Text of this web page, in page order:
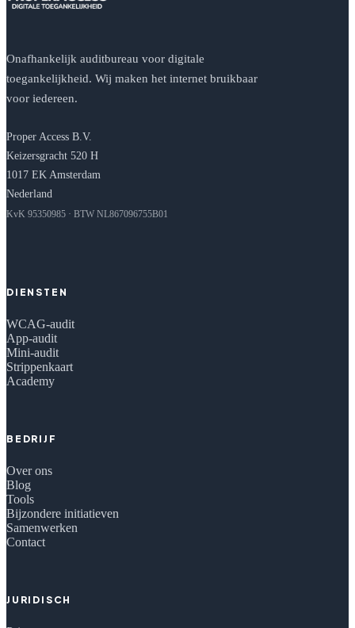
Onafhankelijk auditbureau voor digitale
toegankelijkheid. Wij maken het internet bruikbaar
voor iedereen.
Proper Access B.V.
Keizersgracht 520 H
1017 EK Amsterdam
Nederland
KvK 95350985 · BTW NL867096755B01
DIENSTEN
WCAG-audit
App-audit
Mini-audit
Strippenkaart
Academy
BEDRIJF
Over ons
Blog
Tools
Bijzondere initiatieven
Samenwerken
Contact
JURIDISCH